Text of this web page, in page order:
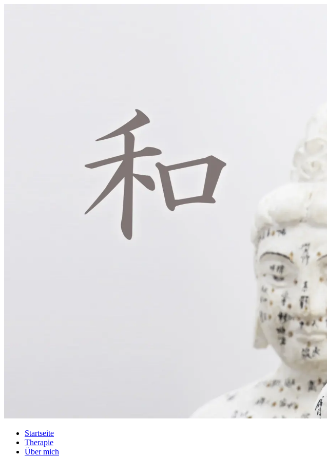
Startseite
Therapie
Über mich